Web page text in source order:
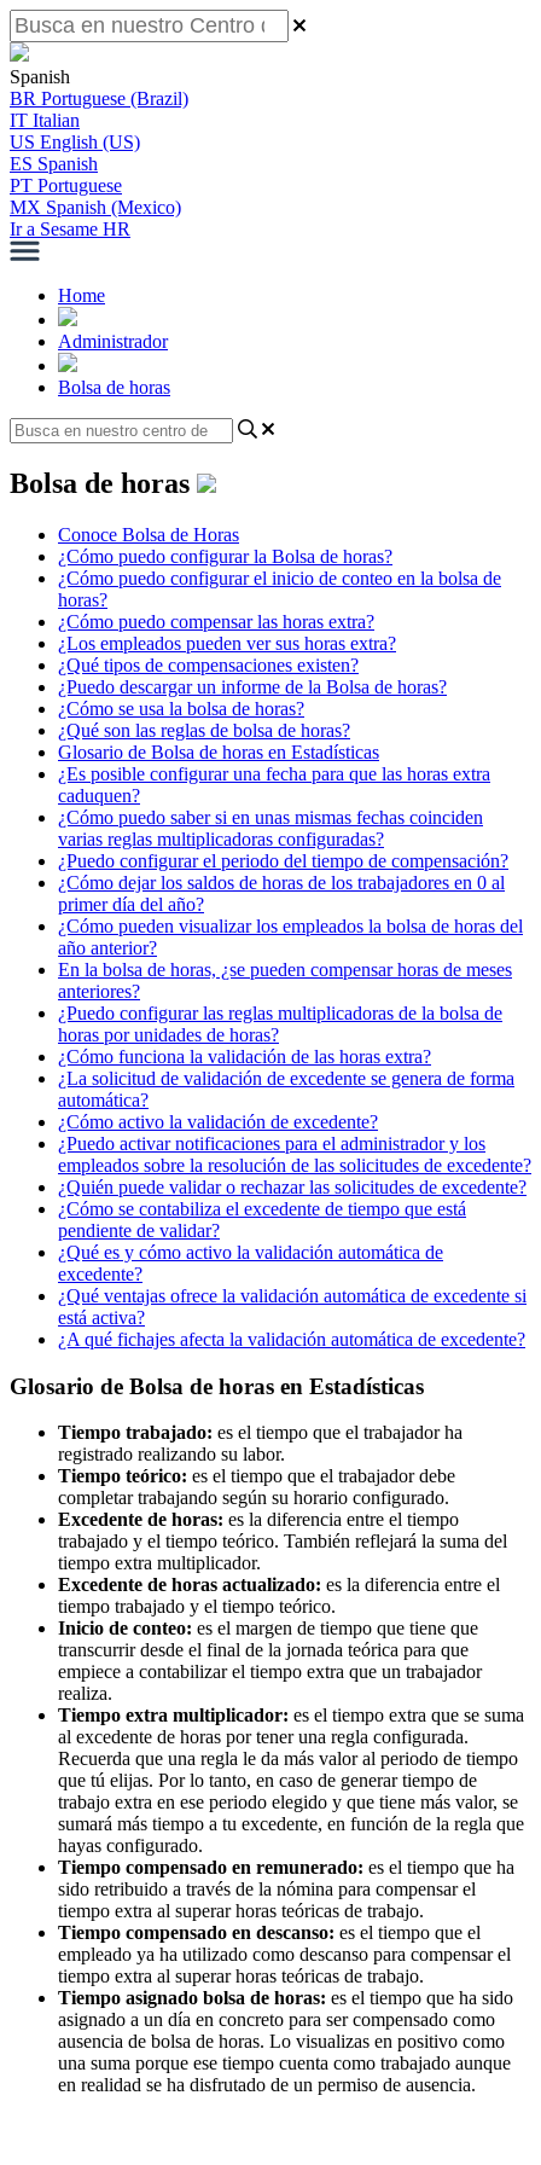
Spanish
BR Portuguese (Brazil)
IT Italian
US English (US)
ES Spanish
PT Portuguese
MX Spanish (Mexico)
Ir a Sesame HR
Home
Administrador
Bolsa de horas
Bolsa de horas
Conoce Bolsa de Horas
¿Cómo puedo configurar la Bolsa de horas?
¿Cómo puedo configurar el inicio de conteo en la bolsa de
horas?
¿Cómo puedo compensar las horas extra?
¿Los empleados pueden ver sus horas extra?
¿Qué tipos de compensaciones existen?
¿Puedo descargar un informe de la Bolsa de horas?
¿Cómo se usa la bolsa de horas?
¿Qué son las reglas de bolsa de horas?
Glosario de Bolsa de horas en Estadísticas
¿Es posible configurar una fecha para que las horas extra
caduquen?
¿Cómo puedo saber si en unas mismas fechas coinciden
varias reglas multiplicadoras configuradas?
¿Puedo configurar el periodo del tiempo de compensación?
¿Cómo dejar los saldos de horas de los trabajadores en 0 al
primer día del año?
¿Cómo pueden visualizar los empleados la bolsa de horas del
año anterior?
En la bolsa de horas, ¿se pueden compensar horas de meses
anteriores?
¿Puedo configurar las reglas multiplicadoras de la bolsa de
horas por unidades de horas?
¿Cómo funciona la validación de las horas extra?
¿La solicitud de validación de excedente se genera de forma
automática?
¿Cómo activo la validación de excedente?
¿Puedo activar notificaciones para el administrador y los
empleados sobre la resolución de las solicitudes de excedente?
¿Quién puede validar o rechazar las solicitudes de excedente?
¿Cómo se contabiliza el excedente de tiempo que está
pendiente de validar?
¿Qué es y cómo activo la validación automática de
excedente?
¿Qué ventajas ofrece la validación automática de excedente si
está activa?
¿A qué fichajes afecta la validación automática de excedente?
Glosario de Bolsa de horas en Estadísticas
Tiempo trabajado: es el tiempo que el trabajador ha
registrado realizando su labor.
Tiempo teórico: es el tiempo que el trabajador debe
completar trabajando según su horario configurado.
Excedente de horas: es la diferencia entre el tiempo
trabajado y el tiempo teórico. También reflejará la suma del
tiempo extra multiplicador.
Excedente de horas actualizado: es la diferencia entre el
tiempo trabajado y el tiempo teórico.
Inicio de conteo: es el margen de tiempo que tiene que
transcurrir desde el final de la jornada teórica para que
empiece a contabilizar el tiempo extra que un trabajador
realiza.
Tiempo extra multiplicador: es el tiempo extra que se suma
al excedente de horas por tener una regla configurada.
Recuerda que una regla le da más valor al periodo de tiempo
que tú elijas. Por lo tanto, en caso de generar tiempo de
trabajo extra en ese periodo elegido y que tiene más valor, se
sumará más tiempo a tu excedente, en función de la regla que
hayas configurado.
Tiempo compensado en remunerado: es el tiempo que ha
sido retribuido a través de la nómina para compensar el
tiempo extra al superar horas teóricas de trabajo.
Tiempo compensado en descanso: es el tiempo que el
empleado ya ha utilizado como descanso para compensar el
tiempo extra al superar horas teóricas de trabajo.
Tiempo asignado bolsa de horas: es el tiempo que ha sido
asignado a un día en concreto para ser compensado como
ausencia de bolsa de horas. Lo visualizas en positivo como
una suma porque ese tiempo cuenta como trabajado aunque
en realidad se ha disfrutado de un permiso de ausencia.